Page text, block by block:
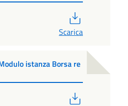
Scarica
istanza Borsa re